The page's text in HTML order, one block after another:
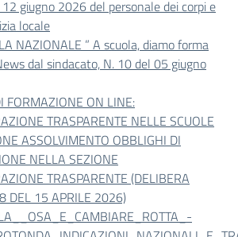
giugno 2026 del personale dei corpi e
locale
NAZIONALE ” A scuola, diamo forma
dal sindacato, N. 10 del 05 giugno
FORMAZIONE ON LINE:
TRASPARENTE NELLE SCUOLE
ASSOLVIMENTO OBBLIGHI DI
NELLA SEZIONE
TRASPARENTE (DELIBERA
DEL 15 APRILE 2026)